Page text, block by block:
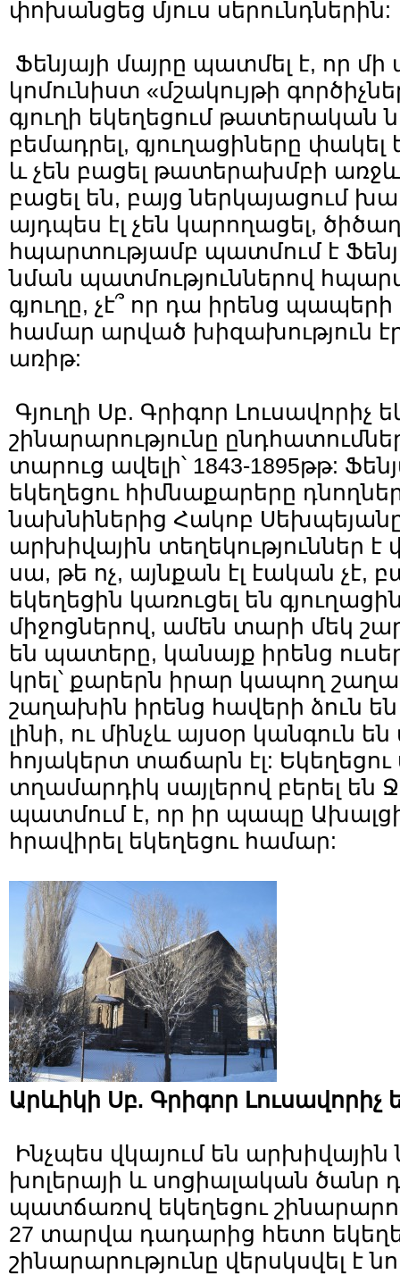
փոխանցեց մյուս սերունդներին:
Ֆենյայի մայրը պատմել է, որ
կոմունիստ «մշակույթի
գյուղի եկեղեցում թատերական
բեմադրել, գյուղացիները փակել
և չեն բացել թատերախմբի
բացել են, բայց ներկայացում
այդպես էլ չեն կարողացել,
հպարտությամբ պատմում է
նման պատմություններով
գյուղը, չէ՞ որ դա իրենց
համար արված խիզախություն
առիթ:
Գյուղի Սբ. Գրիգոր Լուսավորիչ
շինարարությունը
տարուց ավելի՝ 1843-1895թթ:
եկեղեցու հիմնաքարերը
նախնիներից Հակոբ Սեխպեյանը,
արխիվային տեղեկություններ է
սա, թե ոչ, այնքան էլ էական չէ,
եկեղեցին կառուցել են
միջոցներով, ամեն տարի մեկ
են պատերը, կանայք իրենց
կրել՝ քարերն իրար կապող
շաղախին իրենց հավերի ձուն
լինի, ու մինչև այսօր կանգուն
հոյակերտ տաճարն էլ:
տղամարդիկ սայլերով բերել են
պատմում է, որ իր պապը
հրավիրել եկեղեցու համար:
Արևիկի Սբ. Գրիգոր Լուսավորիչ
Ինչպես վկայում են արխիվային
խոլերայի և սոցիալական ծանր
պատճառով եկեղեցու
27 տարվա դադարից հետո
շինարարությունը վերսկսվել է